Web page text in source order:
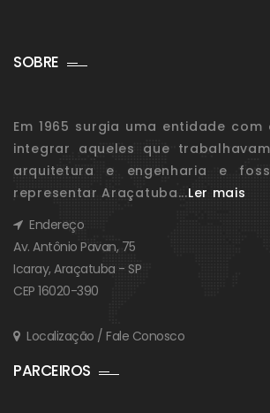
SOBRE
Em 1965 surgia uma entidade
integrar aqueles que
arquitetura e engenharia e
representar Araçatuba...Ler mais
Endereço
Av. Antônio Pavan, 75
Icaray, Araçatuba - SP
CEP 16020-390
Localização / Fale Conosco
PARCEIROS